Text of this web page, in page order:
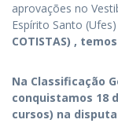
aprovações no
Espírito Santo
COTISTAS) ,
Na Classificação
conquistamos 18
cursos) na